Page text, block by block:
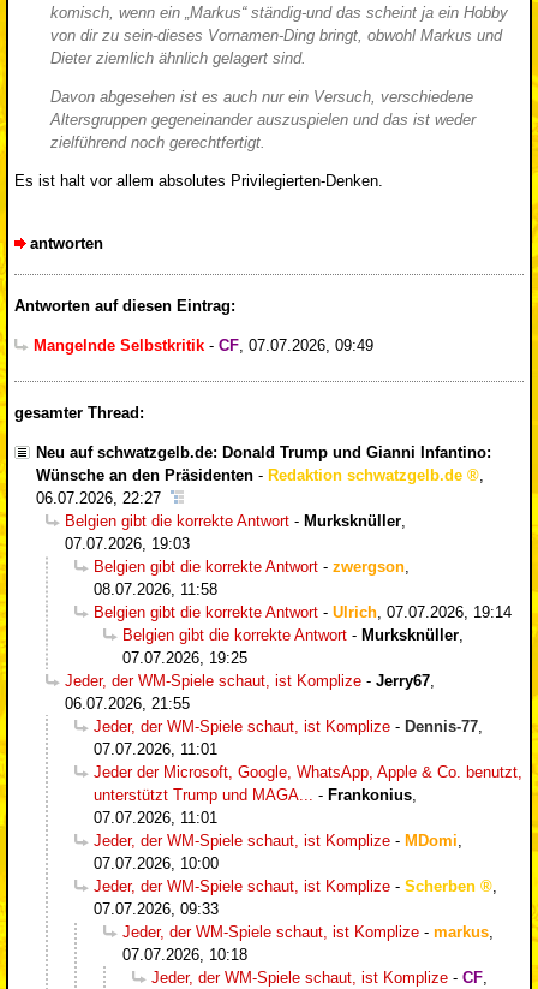
komisch, wenn ein „Markus“ ständig-und das scheint ja ein Hobby
von dir zu sein-dieses Vornamen-Ding bringt, obwohl Markus und
Dieter ziemlich ähnlich gelagert sind.
Davon abgesehen ist es auch nur ein Versuch, verschiedene
Altersgruppen gegeneinander auszuspielen und das ist weder
zielführend noch gerechtfertigt.
Es ist halt vor allem absolutes Privilegierten-Denken.
antworten
Antworten auf diesen Eintrag:
Mangelnde Selbstkritik - CF, 07.07.2026, 09:49
gesamter Thread:
Neu auf schwatzgelb.de: Donald Trump und Gianni Infantino:
Wünsche an den Präsidenten - Redaktion schwatzgelb.de
06.07.2026, 22:27
Belgien gibt die korrekte Antwort - Murksknüller
07.07.2026, 19:03
Belgien gibt die korrekte Antwort - zwergson
08.07.2026, 11:58
Belgien gibt die korrekte Antwort - Ulrich 07.07.2026, 19:14
Belgien gibt die korrekte Antwort - Murksknüller
07.07.2026, 19:25
Jeder, der WM-Spiele schaut, ist Komplize - Jerry67
06.07.2026, 21:55
Jeder, der WM-Spiele schaut, ist Komplize - Dennis-77
07.07.2026, 11:01
Jeder der Microsoft, Google, WhatsApp, Apple & Co. benutzt,
unterstützt Trump und MAGA...
- Frankonius
07.07.2026, 11:01
Jeder, der WM-Spiele schaut, ist Komplize - MDomi
07.07.2026, 10:00
Jeder, der WM-Spiele schaut, ist Komplize - Scherben
07.07.2026, 09:33
Jeder, der WM-Spiele schaut, ist Komplize - markus
07.07.2026, 10:18
Jeder, der WM-Spiele schaut, ist Komplize - CF